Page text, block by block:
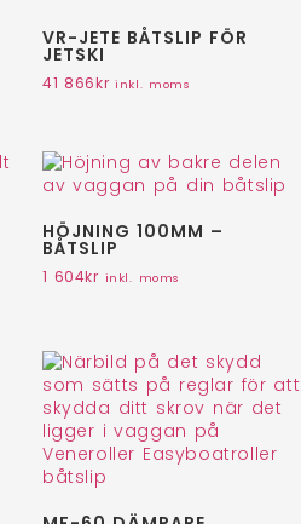
VR-JETE BÅTSLIP FÖR
JETSKI
41 866kr inkl. moms
HÖJNING 100MM –
BÅTSLIP
1 604kr inkl. moms